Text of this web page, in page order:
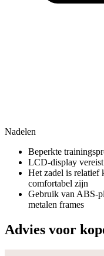
Nadelen
Beperkte
LCD-display
Het zadel is relatief
comfortabel zijn
Gebruik van ABS-
metalen frames
Advies voor